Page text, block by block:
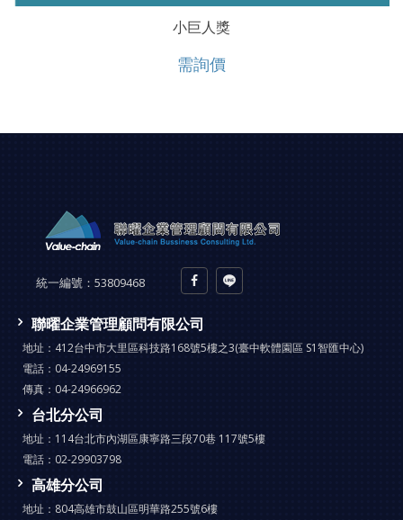
小巨人獎
需詢價
統一編號： 53809468
聯曜企業管理顧問有限公司
地址： 412台中市大里區科技路168號5樓之3(臺中軟體園區 S1智匯中心)
電話： 04-24969155
傳真： 04-24966962
台北分公司
地址： 114台北市內湖區康寧路三段70巷 117號5樓
電話： 02-29903798
高雄分公司
地址： 804高雄市鼓山區明華路255號6樓